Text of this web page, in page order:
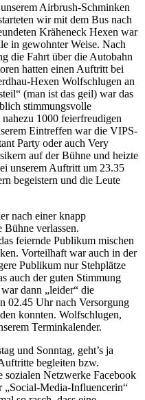
Airbrush-Schminken
wir mit dem Bus nach
Kräheneck Hexen war
in gewohnter Weise. Nach
die Fahrt über die Autobahn
hatten einen Auftritt bei
Hexen Wolfschlugen an
(man ist das geil) war das
stimmungsvolle
1000 feierfreudigen
Eintreffen war die VIPS-
Party oder auch Very
auf der Bühne und heizte
unserem Auftritt um 23.35
begeistern und die Leute
nach einer knapp
verlassen.
feiernde Publikum mischen
Vorteilhaft war auch in der
Publikum nur Stehplätze
auch der guten Stimmung
dann „leider“ die
02.45 Uhr nach Versorgung
konnten. Wolfschlugen,
Terminkalender.
und Sonntag, geht’s ja
begleiten bzw.
sozialen Netzwerke Facebook
„Social-Media-Influencerin“